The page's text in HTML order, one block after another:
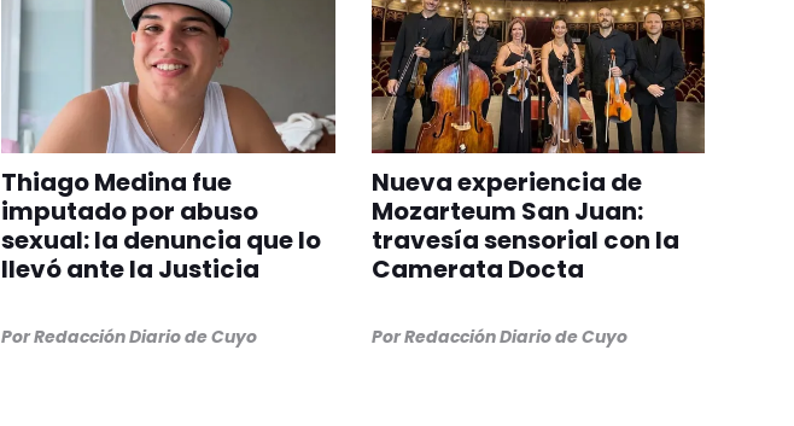
Thiago Medina fue
imputado por abuso
sexual: la denuncia que lo
llevó ante la Justicia
PorRedacción Diario de Cuyo
Nueva experiencia de
Mozarteum San Juan:
travesía sensorial con la
Camerata Docta
PorRedacción Diario de Cuyo